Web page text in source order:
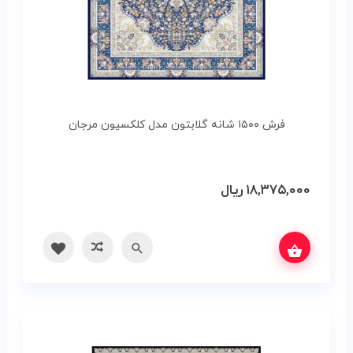
فرش ۱۵۰۰ شانه گلابتون مدل کلکسیون مرجان
۱۸,۳۷۵,۰۰۰ ریال
مقایسه